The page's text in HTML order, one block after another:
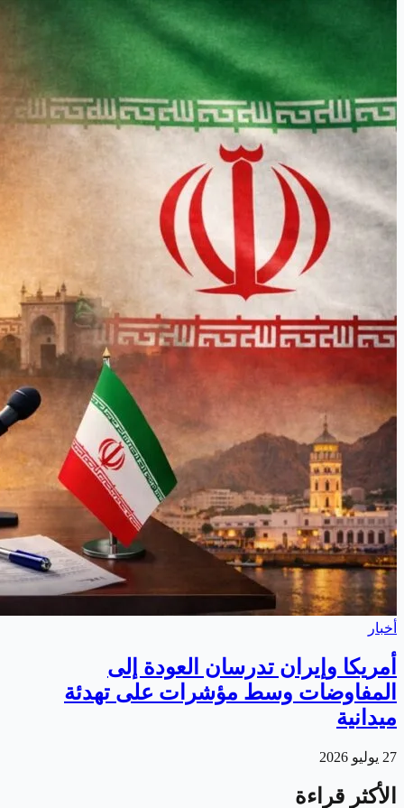
أخبار
أمريكا وإيران تدرسان العودة إلى
المفاوضات وسط مؤشرات على تهدئة
ميدانية
27 يوليو 2026
الأكثر قراءة